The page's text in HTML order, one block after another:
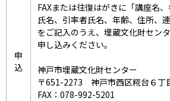
申
込
FAXまたは往復はがきに「講座名
氏名、引率者氏名、年齢、住所、連
をご記入のうえ、埋蔵文化財セン
申し込みください。
神戸市埋蔵文化財センター
〒651-2273 神戸市西区糀台６丁
FAX：078-992-5201